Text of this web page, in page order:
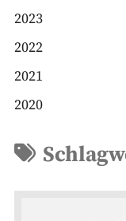
2023
2022
2021
2020